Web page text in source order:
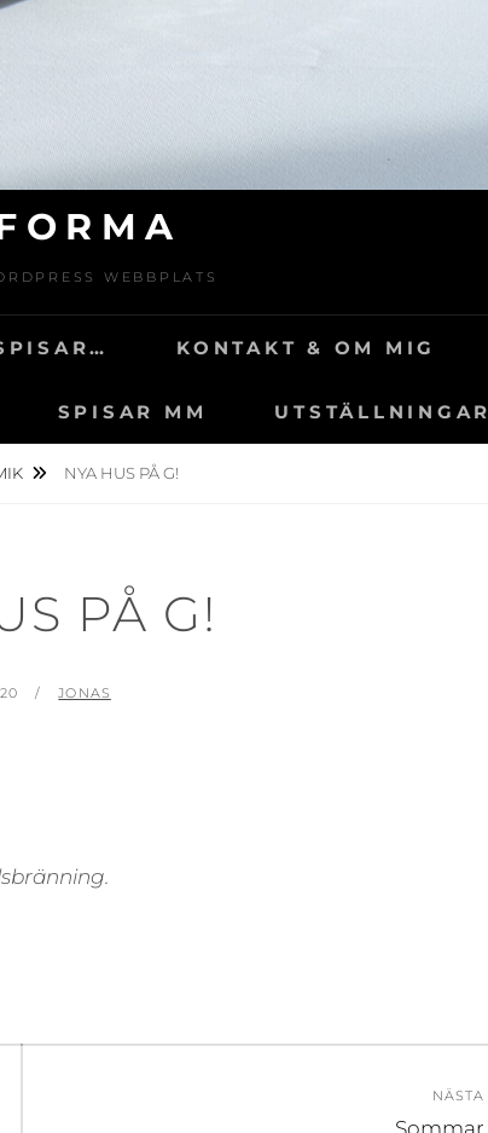
WEBBPLATS
KONTAKT & OM MIG
SPISAR MM UTSTÄLLNINGAR
NYA HUS PÅ G!
PÅ G!
AV
JONAS
NÄSTA
Nästa
Sommar